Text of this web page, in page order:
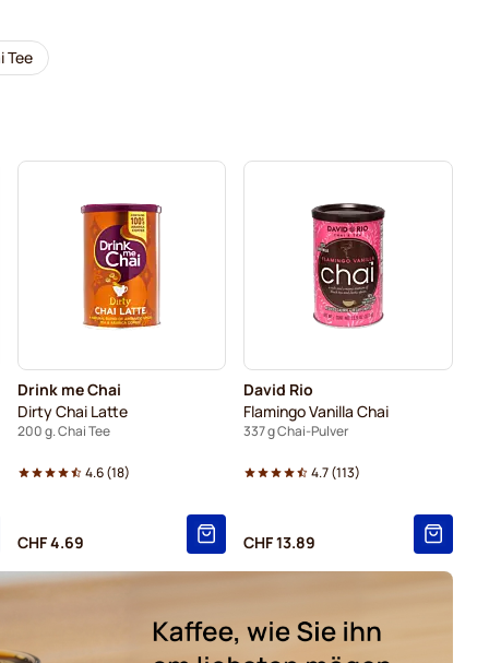
Tee
Drink me Chai
Dirty Chai Latte
200 g. Chai Tee
4.6(18)
CHF 4.69
David Rio
Flamingo Vanilla Chai
337 g Chai-Pulver
4.7(113)
CHF 13.89